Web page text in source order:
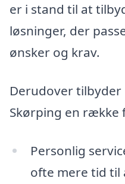
er i stand til at
løsninger, der
ønsker og krav.
Derudover
Skørping en række
Personlig
ofte mere tid til